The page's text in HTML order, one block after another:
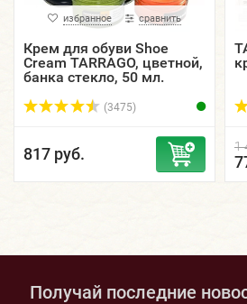
избранное сравнить
Крем для обуви Shoe
Cream TARRAGO, цветной,
банка стекло, 50 мл.
(3475)
817 руб. 1
Получай последние